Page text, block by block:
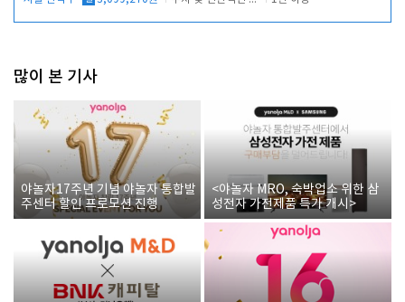
많이 본 기사
야놀자17주년 기념 야놀자 통합발
주센터 할인 프로모션 진행
<야놀자 MRO, 숙박업소 위한 삼
성전자 가전제품 특가 개시>